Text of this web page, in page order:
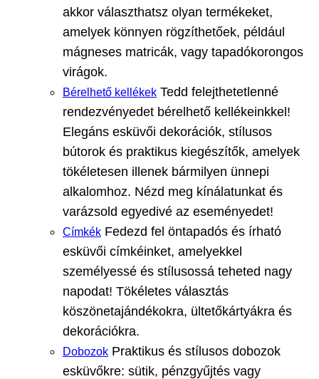
akkor választhatsz olyan termékeket,
amelyek könnyen rögzíthetőek, például
mágneses matricák, vagy tapadókorongos
virágok.
Bérelhető kellékek Tedd felejthetetlenné
rendezvényedet bérelhető kellékeinkkel!
Elegáns esküvői dekorációk, stílusos
bútorok és praktikus kiegészítők, amelyek
tökéletesen illenek bármilyen ünnepi
alkalomhoz. Nézd meg kínálatunkat és
varázsold egyedivé az eseményedet!
Címkék Fedezd fel öntapadós és írható
esküvői címkéinket, amelyekkel
személyessé és stílusossá teheted nagy
napodat! Tökéletes választás
köszönetajándékokra, ültetőkártyákra és
dekorációkra.
Dobozok Praktikus és stílusos dobozok
esküvőkre: sütik, pénzgyűjtés vagy